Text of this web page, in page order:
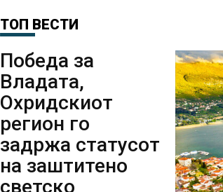
ТОП ВЕСТИ
Победа за
Владата,
Охридскиот
регион го
задржа статусот
на заштитено
светско